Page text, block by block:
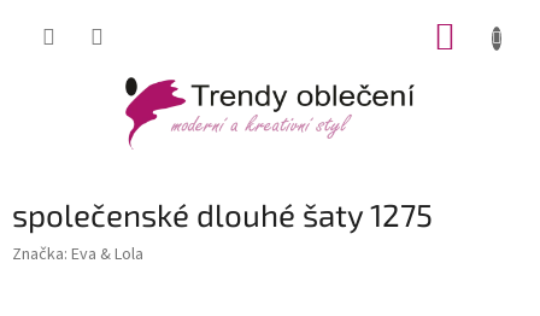
společenské dlouhé šaty 1275
Značka: Eva & Lola